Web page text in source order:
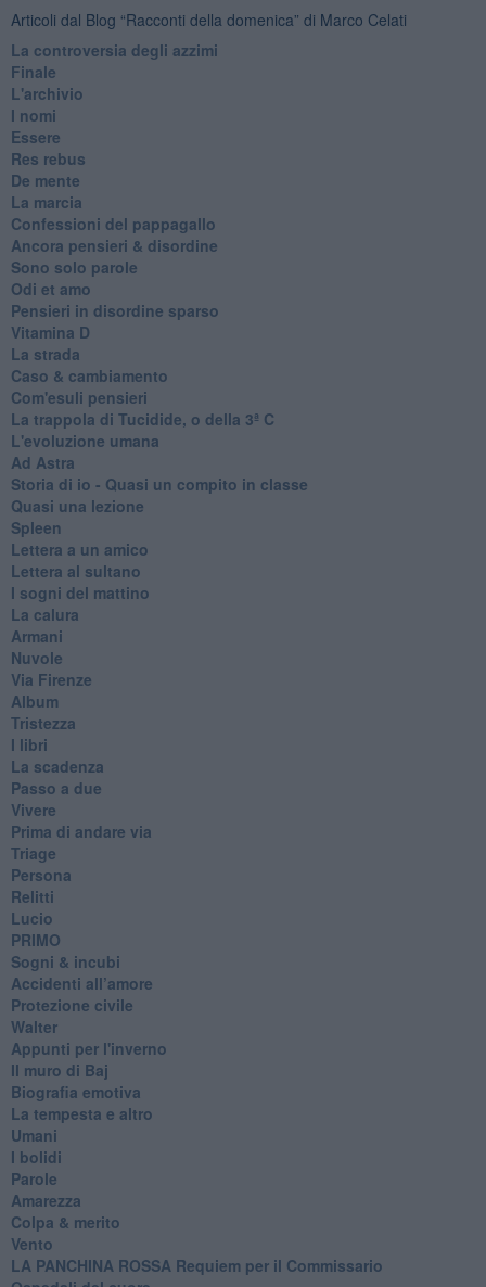
Articoli dal Blog “Racconti della domenica” di Marco Celati
La controversia degli azzimi
Finale
L'archivio
I nomi
Essere
Res rebus
De mente
La marcia
Confessioni del pappagallo
Ancora pensieri & disordine
Sono solo parole
Odi et amo
Pensieri in disordine sparso
Vitamina D
La strada
Caso & cambiamento
Com'esuli pensieri
La trappola di Tucidide, o della 3ª C
L'evoluzione umana
Ad Astra
Storia di io - Quasi un compito in classe
Quasi una lezione
Spleen
Lettera a un amico
Lettera al sultano
I sogni del mattino
La calura
Armani
Nuvole
Via Firenze
Album
Tristezza
I libri
La scadenza
Passo a due
Vivere
Prima di andare via
Triage
Persona
Relitti
Lucio
PRIMO
Sogni & incubi
Accidenti all’amore
Protezione civile
Walter
Appunti per l'inverno
Il muro di Baj
Biografia emotiva
La tempesta e altro
Umani
I bolidi
Parole
Amarezza
Colpa & merito
Vento
​LA PANCHINA ROSSA Requiem per il Commissario